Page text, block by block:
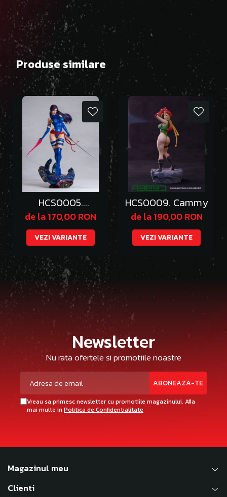
Produse similare
HCS0005.
Psylocke
de la 170,00 RON
VEZI VARIANTE
HCS0009. Cammy
de la 190,00 RON
VEZI VARIANTE
Newsletter
Nu rata ofertele si promotiile noastre
Vreau sa primesc newsletter cu promotiile magazinului. Afla
mai multe in Politica de Confidentialitate
Magazinul meu
Clienti